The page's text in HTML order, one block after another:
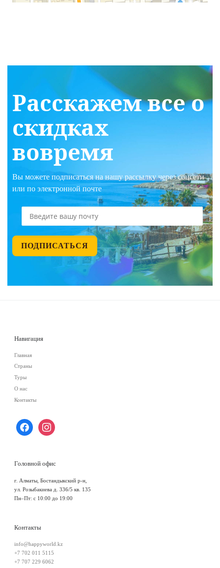
Расскажем все о
скидках
вовремя
Вы можете подписаться на нашу рассылку через соцсети
или по электронной почте
Навигация
Главная
Страны
Туры
О нас
Контакты
Головной офис
г. Алматы, Бостандыкский р-н,
ул. Розыбакиева д. 336/5 кв. 135
Пн–Пт: с 10:00 до 19:00
Контакты
info@happyworld.kz
+7 702 011 5115
+7 707 229 6062